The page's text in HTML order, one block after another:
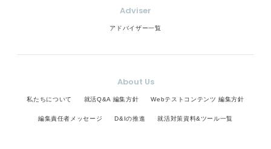
Adviser
アドバイザー一覧
About Us
私たちについて 就活Q&A 編集方針 Webテストコンテンツ 編集方針
編集責任者メッセージ D&Iの推進 就活対策資料&ツール一覧